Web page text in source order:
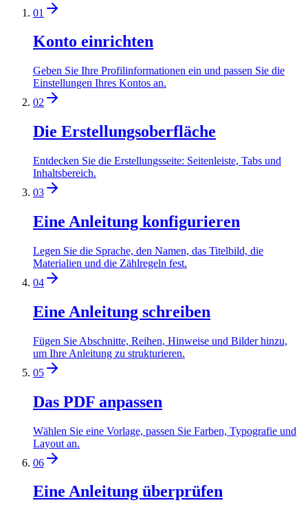
01
Konto einrichten
Geben Sie Ihre Profilinformationen ein und passen Sie die
Einstellungen Ihres Kontos an.
02
Die Erstellungsoberfläche
Entdecken Sie die Erstellungsseite: Seitenleiste, Tabs und
Inhaltsbereich.
03
Eine Anleitung konfigurieren
Legen Sie die Sprache, den Namen, das Titelbild, die
Materialien und die Zählregeln fest.
04
Eine Anleitung schreiben
Fügen Sie Abschnitte, Reihen, Hinweise und Bilder hinzu,
um Ihre Anleitung zu strukturieren.
05
Das PDF anpassen
Wählen Sie eine Vorlage, passen Sie Farben, Typografie und
Layout an.
06
Eine Anleitung überprüfen